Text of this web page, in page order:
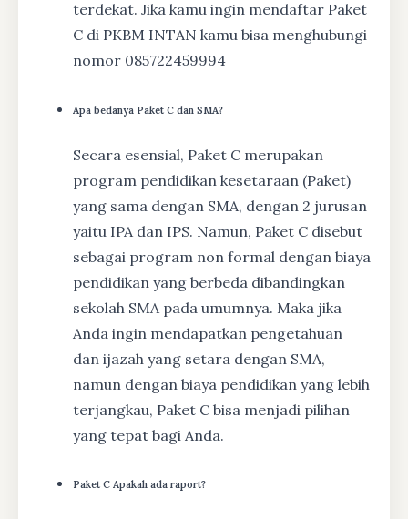
terdekat. Jika kamu ingin mendaftar Paket
C di PKBM INTAN kamu bisa menghubungi
nomor 085722459994
Apa bedanya Paket C dan SMA?
Secara esensial, Paket C merupakan
program pendidikan kesetaraan (Paket)
yang sama dengan SMA, dengan 2 jurusan
yaitu IPA dan IPS. Namun, Paket C disebut
sebagai program non formal dengan biaya
pendidikan yang berbeda dibandingkan
sekolah SMA pada umumnya. Maka jika
Anda ingin mendapatkan pengetahuan
dan ijazah yang setara dengan SMA,
namun dengan biaya pendidikan yang lebih
terjangkau, Paket C bisa menjadi pilihan
yang tepat bagi Anda.
Paket C Apakah ada raport?